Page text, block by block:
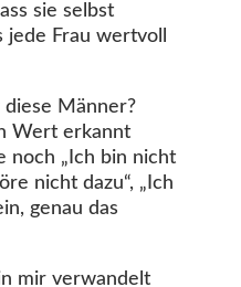
sie selbst
Frau wertvoll
Männer?
Wert erkannt
noch „Ich bin nicht
nicht dazu“, „Ich
genau das
mir verwandelt